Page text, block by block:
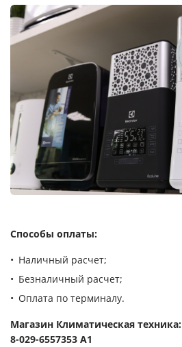
Способы оплаты:
Наличный расчет;
Безналичный расчет;
Оплата по терминалу.
Магазин Климатическая техника:
8-029-6557353 A1